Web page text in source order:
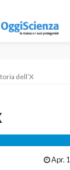
dell’X
Apr.